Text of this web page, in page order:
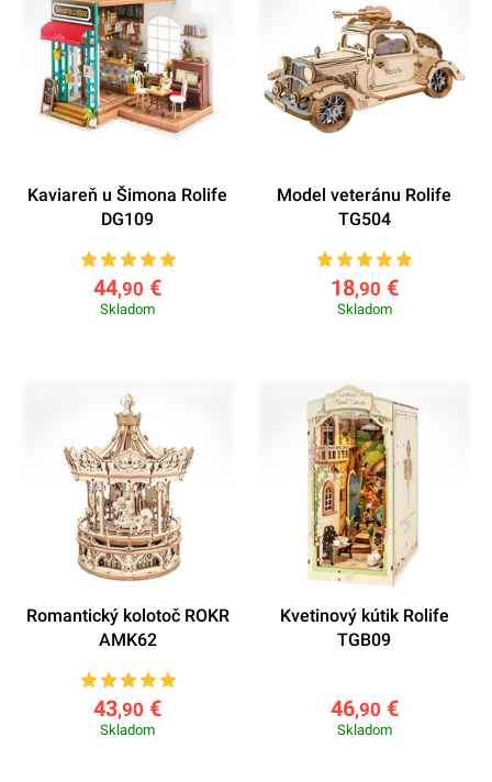
Kaviareň u Šimona Rolife
DG109
44,90 €
Skladom
Model veteránu Rolife
TG504
18,90 €
Skladom
Romantický kolotoč ROKR
AMK62
43,90 €
Skladom
Kvetinový kútik Rolife
TGB09
46,90 €
Skladom